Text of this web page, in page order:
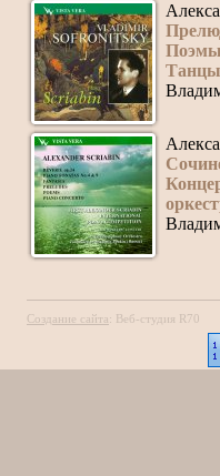
Танцы
Создание сайта: Веб-студия R70